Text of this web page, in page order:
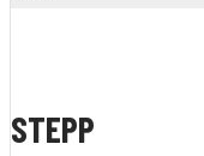
STEPP